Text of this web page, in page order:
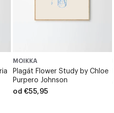
MOIKKA
Plagát Flower Study by Chloe
Purpero Johnson
od €55,95